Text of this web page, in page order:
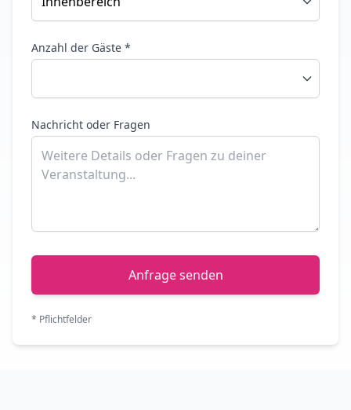
Anzahl der Gäste *
Nachricht oder Fragen
Anfrage senden
* Pflichtfelder